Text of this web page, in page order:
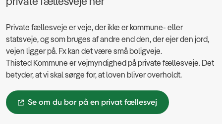
Private fællesveje er veje, der ikke er kommune- eller
statsveje, og som bruges af andre end den, der ejer den jord,
vejen ligger på. Fx kan det være små boligveje.
Thisted Kommune er vejmyndighed på private fællesveje. Det
betyder, at vi skal sørge for, at loven bliver overholdt.
Se om du bor på en privat fællesvej